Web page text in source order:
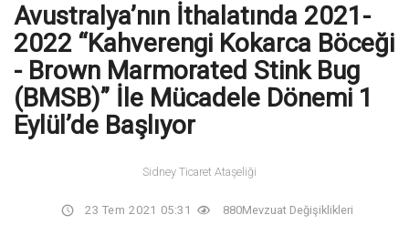
Avustralya’nın İthalatında 2021-
2022 “Kahverengi Kokarca Böceği
- Brown Marmorated Stink Bug
(BMSB)” İle Mücadele Dönemi 1
Eylül’de Başlıyor
Sidney Ticaret Ataşeliği
23 Tem 2021 05:31 880Mevzuat Değişiklikleri